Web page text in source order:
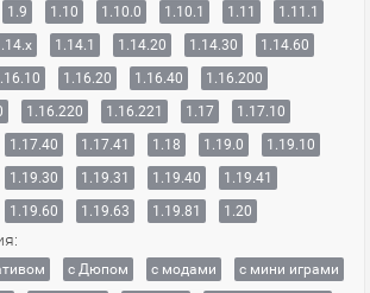
1.9 1.10 1.10.0 1.10.1 1.11
1.11.1
1.14.1 1.14.20 1.14.30
1.14.60
1.16.20 1.16.40
1.16.200
1.16.220 1.16.221 1.17
1.17.10
1.17.40 1.17.41 1.18 1.19.0
1.19.10
1.19.30 1.19.31 1.19.40
1.19.41
1.19.60 1.19.63 1.19.81 1.20
с Дюпом с модами
с мини играми